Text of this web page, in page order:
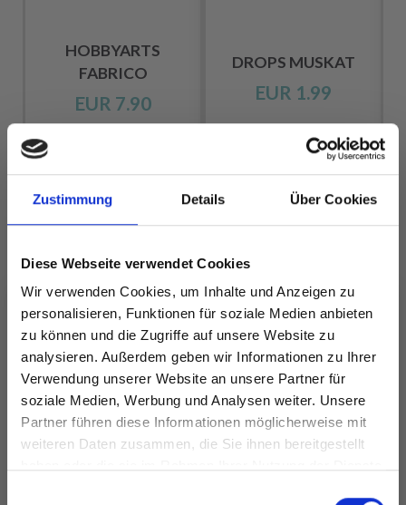
Zustimmung Details Über Cookies
Diese Webseite verwendet Cookies
Wir verwenden Cookies, um Inhalte und Anzeigen zu
personalisieren, Funktionen für soziale Medien anbieten
zu können und die Zugriffe auf unsere Website zu
analysieren. Außerdem geben wir Informationen zu Ihrer
Verwendung unserer Website an unsere Partner für
soziale Medien, Werbung und Analysen weiter. Unsere
Partner führen diese Informationen möglicherweise mit
weiteren Daten zusammen, die Sie ihnen bereitgestellt
HOBBYARTS
FABRICO
EUR 7.90
Alle Optionen
DROPS MUSKAT
EUR 1.99
Alle Optionen
ANDERE HABEN SICH AUCH ANGESEHEN
30%Rabatt
Spare bis zu 50%